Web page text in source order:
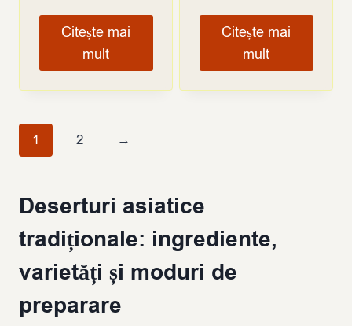
Citește mai
mult
Citește mai
mult
1 2 →
Deserturi asiatice
tradiționale: ingrediente,
varietăți și moduri de
preparare